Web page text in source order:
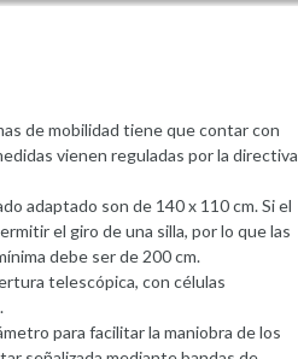
de mobilidad tiene que contar con
vienen reguladas por la directiva
adaptado son de 140 x 110 cm. Si el
el giro de una silla, por lo que las
debe ser de 200 cm.
telescópica, con células
para facilitar la maniobra de los